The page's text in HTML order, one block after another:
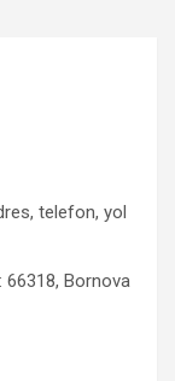
telefon, yol
66318, Bornova